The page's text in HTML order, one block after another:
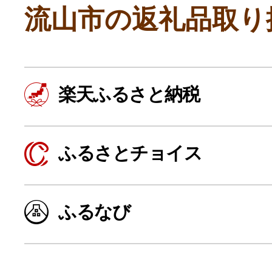
よく見られている返礼品
流山市の返礼品取
楽天ふるさと納税
ふるさとチョイス
ふるなび